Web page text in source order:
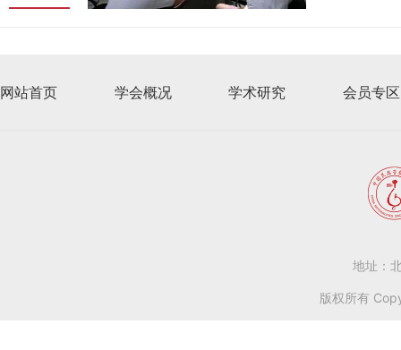
网站首页 学会概况 学术研究 会员专区
地址：
版权所有